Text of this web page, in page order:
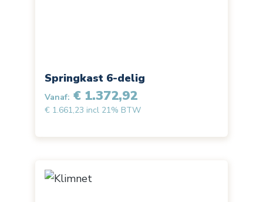
Springkast 6-delig
Vanaf: € 1.372,92
€ 1.661,23 incl 21% BTW